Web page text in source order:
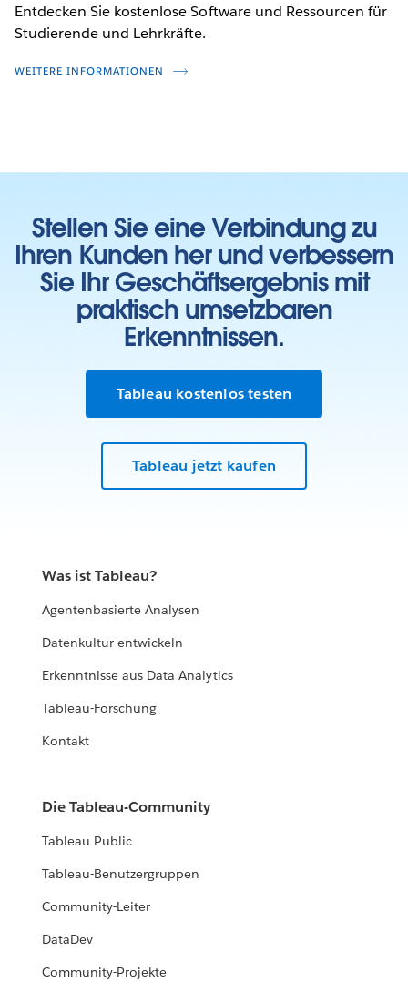
Entdecken Sie kostenlose Software und Ressourcen für
Studierende und Lehrkräfte.
WEITERE INFORMATIONEN
Stellen Sie eine Verbindung zu
Ihren Kunden her und verbessern
Sie Ihr Geschäftsergebnis mit
praktisch umsetzbaren
Erkenntnissen.
Tableau kostenlos testen
Tableau jetzt kaufen
Was ist Tableau?
Agentenbasierte Analysen
Datenkultur entwickeln
Erkenntnisse aus Data Analytics
Tableau-Forschung
Kontakt
Die Tableau-Community
Tableau Public
Tableau-Benutzergruppen
Community-Leiter
DataDev
Community-Projekte